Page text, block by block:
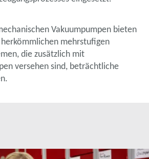
Vakuumpumpen bieten
mehrstufigen
die zusätzlich mit
versehen sind, beträchtliche